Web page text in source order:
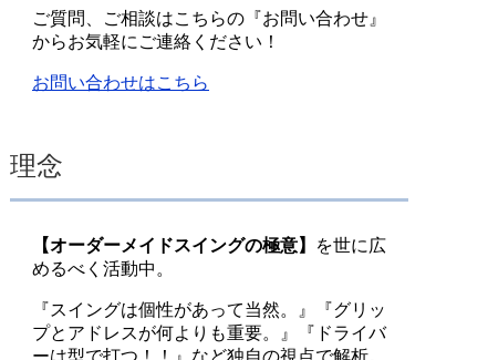
ご質問、ご相談はこちらの『お問い合わせ』
からお気軽にご連絡ください！
お問い合わせはこちら
理念
【オーダーメイドスイングの極意】
を世に広
めるべく活動中。
『スイングは個性があって当然。』『グリッ
プとアドレスが何よりも重要。』『ドライバ
ーは型で打つ！！』など独自の視点で解析。